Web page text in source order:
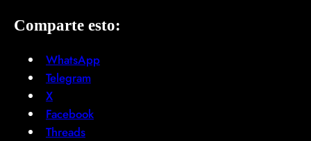
Comparte esto:
WhatsApp
Telegram
X
Facebook
Threads